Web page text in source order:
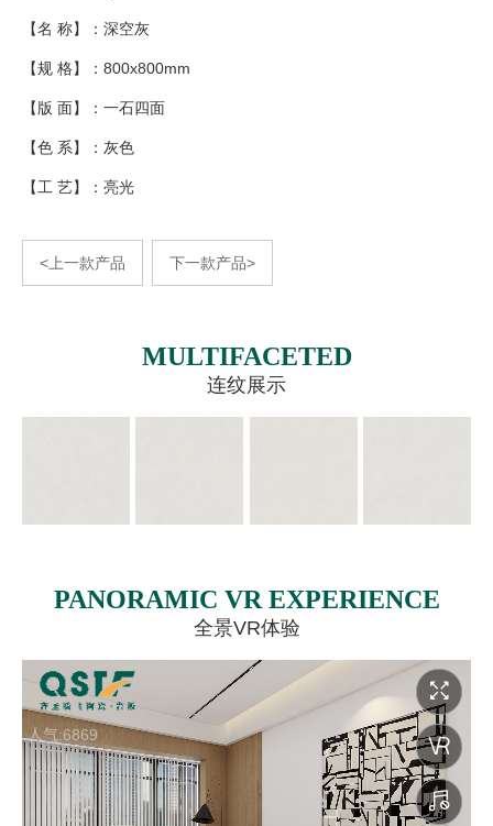
【名 称】：深空灰
【规 格】：800x800mm
【版 面】：一石四面
【色 系】：灰色
【工 艺】：亮光
<上一款产品 下一款产品>
MULTIFACETED
连纹展示
PANORAMIC VR EXPERIENCE
全景VR体验